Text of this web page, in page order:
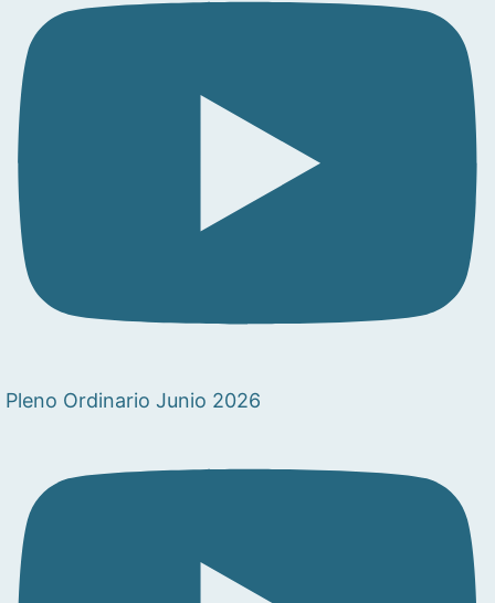
Pleno Ordinario Junio 2026